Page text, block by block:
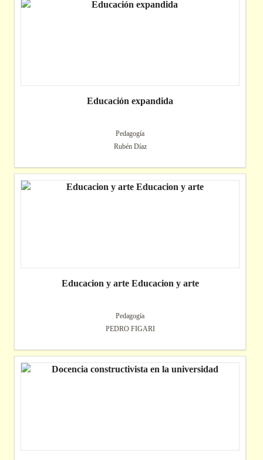
Educación expandida
Pedagogía
Rubén Díaz
Educacion y arte Educacion y arte
Pedagogía
PEDRO FIGARI